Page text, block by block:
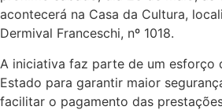
acontecerá na Casa da Cultura,
Dermival Franceschi, nº 1018.
A iniciativa faz parte de um esforço
Estado para garantir maior
facilitar o pagamento das